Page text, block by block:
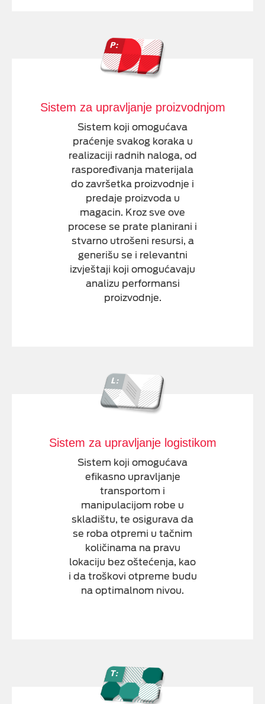
Sistem za upravljanje proizvodnjom
Sistem koji omogućava
praćenje svakog koraka u
realizaciji radnih naloga, od
raspoređivanja materijala
do završetka proizvodnje i
predaje proizvoda u
magacin. Kroz sve ove
procese se prate planirani i
stvarno utrošeni resursi, a
generišu se i relevantni
izvještaji koji omogućavaju
analizu performansi
proizvodnje.
Sistem za upravljanje logistikom
Sistem koji omogućava
efikasno upravljanje
transportom i
manipulacijom robe u
skladištu, te osigurava da
se roba otpremi u tačnim
količinama na pravu
lokaciju bez oštećenja, kao
i da troškovi otpreme budu
na optimalnom nivou.